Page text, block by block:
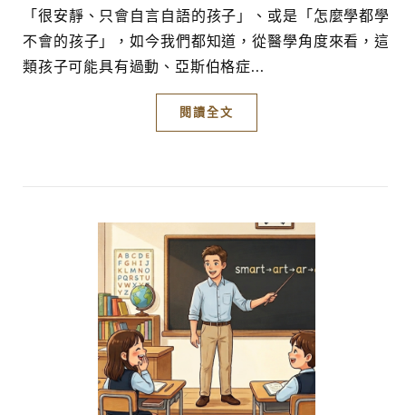
「很安靜、只會自言自語的孩子」、或是「怎麼學都學
不會的孩子」，如今我們都知道，從醫學角度來看，這
類孩子可能具有過動、亞斯伯格症...
閱讀全文